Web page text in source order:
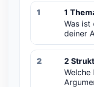
1
1
Was ist
deiner
2
2
Welche